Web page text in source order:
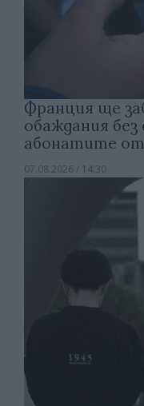
Франция ще
обаждания без
абонатите от
07.08.2026 / 14:30